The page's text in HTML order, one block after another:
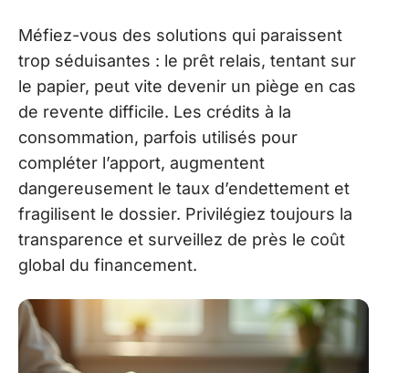
Méfiez-vous des solutions qui paraissent
trop séduisantes : le prêt relais, tentant sur
le papier, peut vite devenir un piège en cas
de revente difficile. Les crédits à la
consommation, parfois utilisés pour
compléter l’apport, augmentent
dangereusement le taux d’endettement et
fragilisent le dossier. Privilégiez toujours la
transparence et surveillez de près le coût
global du financement.